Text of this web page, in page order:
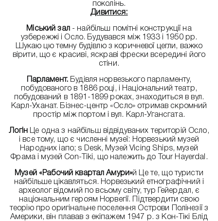
поколінь.
Дивитися:
Міський зал - найбільш помітні конструкції на
узбережжі і Осло. Будувався між 1933 і 1950 рр.
Шукаю цю темну будівлю з коричневої цегли, важко
вірити, що є красиві, яскраві фрески всередині його
стіни.
Парламент.Будівля норвезького парламенту,
побудованого в 1886 році, і Національний театр,
побудований в 1891-1899 роках, знаходиться в вул.
Карл-Уханат. Бізнес-центр «Осло» отримав скромний
простір між портом і вул. Карл-Угансгата.
Логін Це одна з найбільш відвідуваних територій Осло,
і все тому, що є численні музеї: Норвезький музей
Народних іапо; s Desk, Музей Vicing Ships, музей
Фрама і музей Con-Tiki, що належить до Tour Hayerdal.
Музей «Рабочий квартал Амури»й Це те, що туристи
найбільше цікавляться. Норвезький етнографічний і
археолог відомий по всьому світу, тур Гейердал, є
національним героям Норвегії. Підтвердити свою
теорію про оригінальне поселення Острови Полінезії з
Америки, він плавав з екіпажем 1947 р. з Кон-Тікі Блід